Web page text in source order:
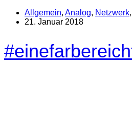
Allgemein, Analog, Netzwerk,
21. Januar 2018